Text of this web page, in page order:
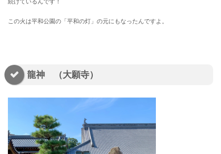
続けているんです！
この火は平和公園の「平和の灯」の元にもなったんですよ。
龍神 （大願寺）